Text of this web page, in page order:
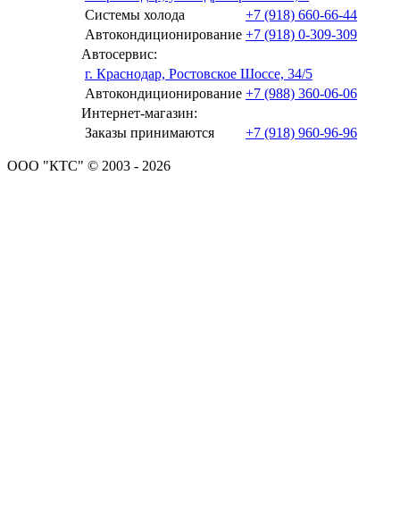
Системы холода
+7 (918) 660-66-44
Автокондиционирование +7 (918) 0-309-309
Автосервис:
г. Краснодар, Ростовское Шоссе, 34/5
Автокондиционирование +7 (988) 360-06-06
Интернет-магазин:
Заказы принимаются
+7 (918) 960-96-96
ООО "КТС" © 2003 - 2026